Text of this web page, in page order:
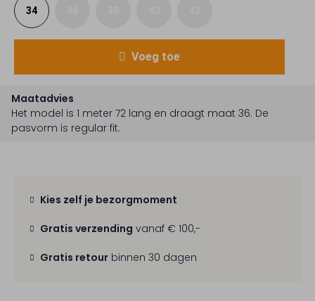
34
Voeg toe
Maatadvies
Het model is 1 meter 72 lang en draagt maat 36. De
pasvorm is regular fit.
Kies zelf je bezorgmoment
Gratis verzending vanaf € 100,-
Gratis retour binnen 30 dagen